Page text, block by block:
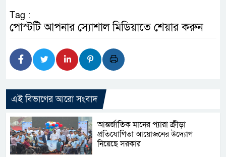
Tag :
পোস্টটি আপনার স্যোশাল মিডিয়াতে শেয়ার করুন
এই বিভাগের আরো সংবাদ
আন্তর্জাতিক মানের প্যারা ক্রীড়া
প্রতিযোগিতা আয়োজনের উদ্যোগ
নিয়েছে সরকার